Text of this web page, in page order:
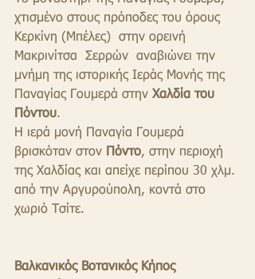
χτισμένο στους πρόποδες του όρους
Κερκίνη (Μπέλες)  στην ορεινή
Μακρινίτσα  Σερρών  αναβιώνει την
μνήμη της ιστορικής Ιεράς Μονής της
Παναγίας Γουμερά στην Χαλδία του
Πόντου.
Η ιερά μονή Παναγία Γουμερά
βρισκόταν στον
Πόντο, στην περιοχή
της Χαλδίας και απείχε περίπου 30 χλμ.
από την Αργυρούπολη, κοντά στο
χωριό Τσίτε.
Βαλκανικός Βοτανικός Κήπος